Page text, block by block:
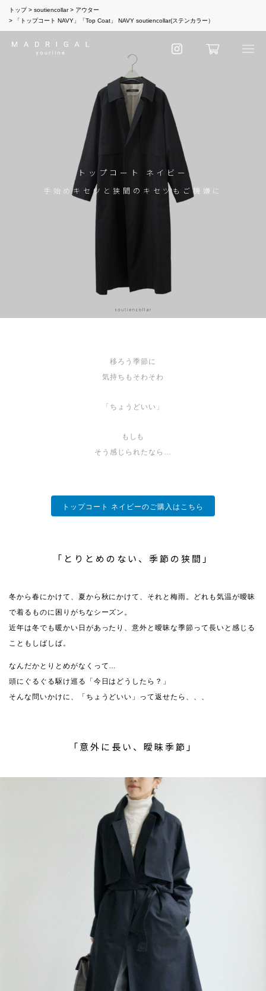
トップ soutiencollar
アウター
「トップコート NAVY」「Top Coat」 NAVY soutiencollar(ステンカラー）
トップコート ネイビー
手始めキセツと狭間のキセツもご機嫌に
移ろう季節に
気持ちもそわそわ
「ちょうどいい」
もしも
そう感じられたなら…
トップコート ネイビーのご購入はこちら
「とりとめのない、季節の狭間」
冬から春にかけて、夏から秋にかけて、それと梅雨。どれも気温が曖昧
で着るものに困りがちなシーズン。
近年は冬でも暖かい日があったり、意外と曖昧な季節って長いと感じる
こともしばしば。
なんだかとりとめがなくって…
頭にぐるぐる駆け巡る「今日はどうしたら？」
そんな問いかけに、「ちょうどいい」って返せたら、、、
「意外に長い、曖昧季節」